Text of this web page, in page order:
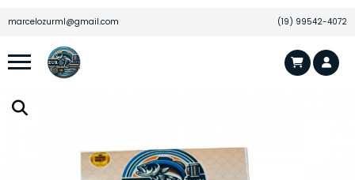
marcelozurml@gmail.com (19) 99542-4072
Olho 3D Laranja Fluorescente - 8mm - 20
unidades
Há algumas horas